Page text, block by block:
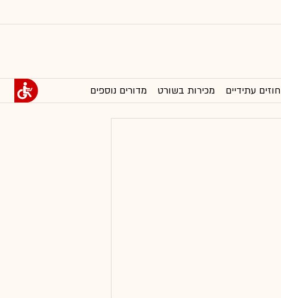
חוזים עתידיים מכירות בשורט מדורים נוספים